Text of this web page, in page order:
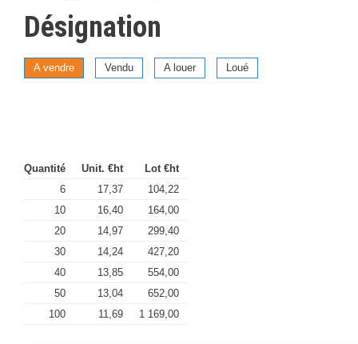
Désignation
A vendre Vendu A louer Loué
Quantité Unit. €ht
Lot €ht
6
17,37
104,22
10
16,40
164,00
20
14,97
299,40
30
14,24
427,20
40
13,85
554,00
50
13,04
652,00
100
11,69 1 169,00